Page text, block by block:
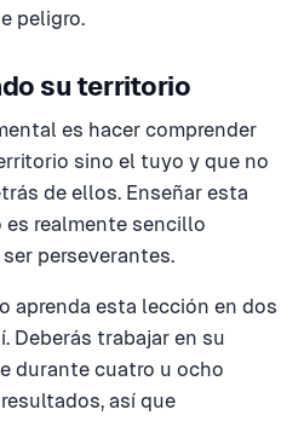
peligro.
su territorio
es hacer comprender
sino el tuyo y que no
de ellos. Enseñar esta
realmente sencillo
perseverantes.
aprenda esta lección en dos
Deberás trabajar en su
durante cuatro u ocho
así que